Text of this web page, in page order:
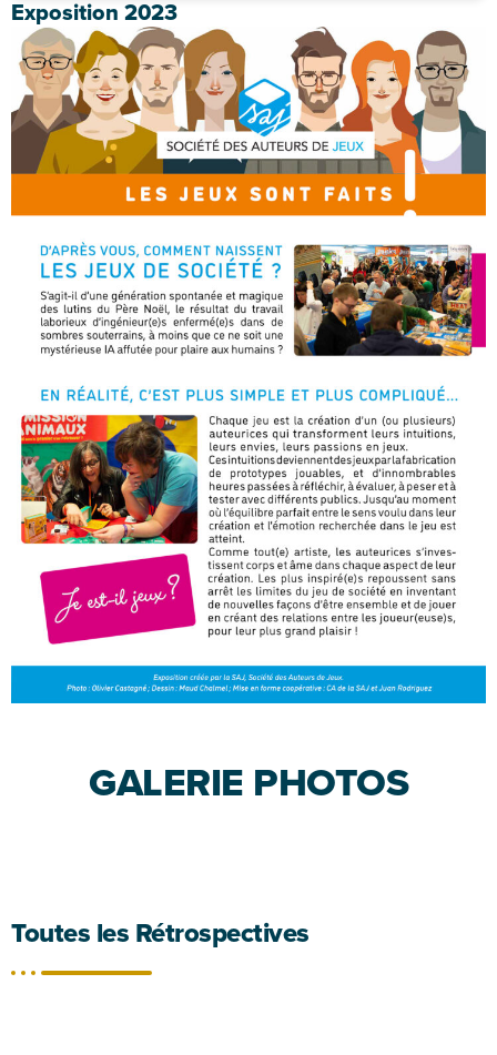
Exposition 2023
GALERIE PHOTOS
Toutes les Rétrospectives